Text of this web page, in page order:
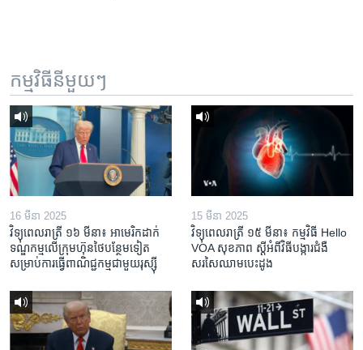
កម្មវិធី​នីមួយៗ
16 មីនា 2025
វិទ្យុពេលរាត្រី ១៦ មីនា៖ អាមេរិក​ដាក់​
ទណ្ឌកម្ម​លើ​ក្រុមហ៊ុន​ថៃ​បន្ថែម​ទៀត​
សម្រាប់​ការ​ធ្វើ​ពាណិជ្ជកម្ម​ជាមួយ​រុស្ស៊ី
15 មីនា 2025
វិទ្យុពេលរាត្រី ១៥ មីនា៖ កម្មវិធី ​Hello
VOA សុខភាព ស្ដី​អំពី​វិធី​បង្ការ​ជំងឺ​
សរសៃ​ឈាម​បេះដូង